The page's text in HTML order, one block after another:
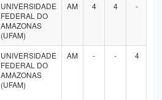
UNIVERSIDADE
FEDERAL DO
AMAZONAS
(UFAM)
AM 4 4 -
UNIVERSIDADE
FEDERAL DO
AMAZONAS
(UFAM)
AM - - 4